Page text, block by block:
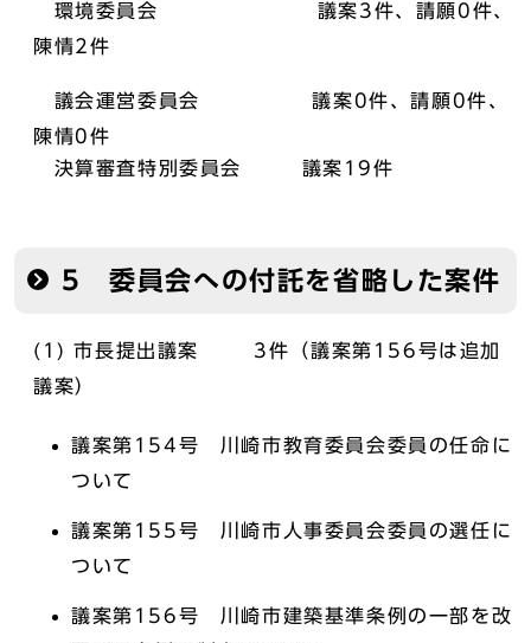
環境委員会 議案3件、請願0件、
陳情2件
議会運営委員会 議案0件、請願0件、
陳情0件
決算審査特別委員会 議案19件
5 委員会への付託を省略した案件
(1) 市長提出議案 3件（議案第156号は追加
議案）
議案第154号 川崎市教育委員会委員の任命に
ついて
議案第155号 川崎市人事委員会委員の選任に
ついて
議案第156号 川崎市建築基準条例の一部を改